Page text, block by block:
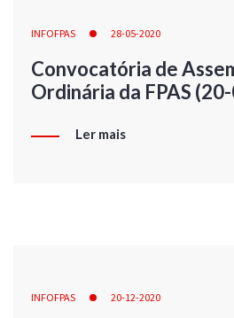
INFOFPAS 28-05-2020
Convocatória de
Ordinária da FPAS
Ler mais
INFOFPAS 20-12-2020